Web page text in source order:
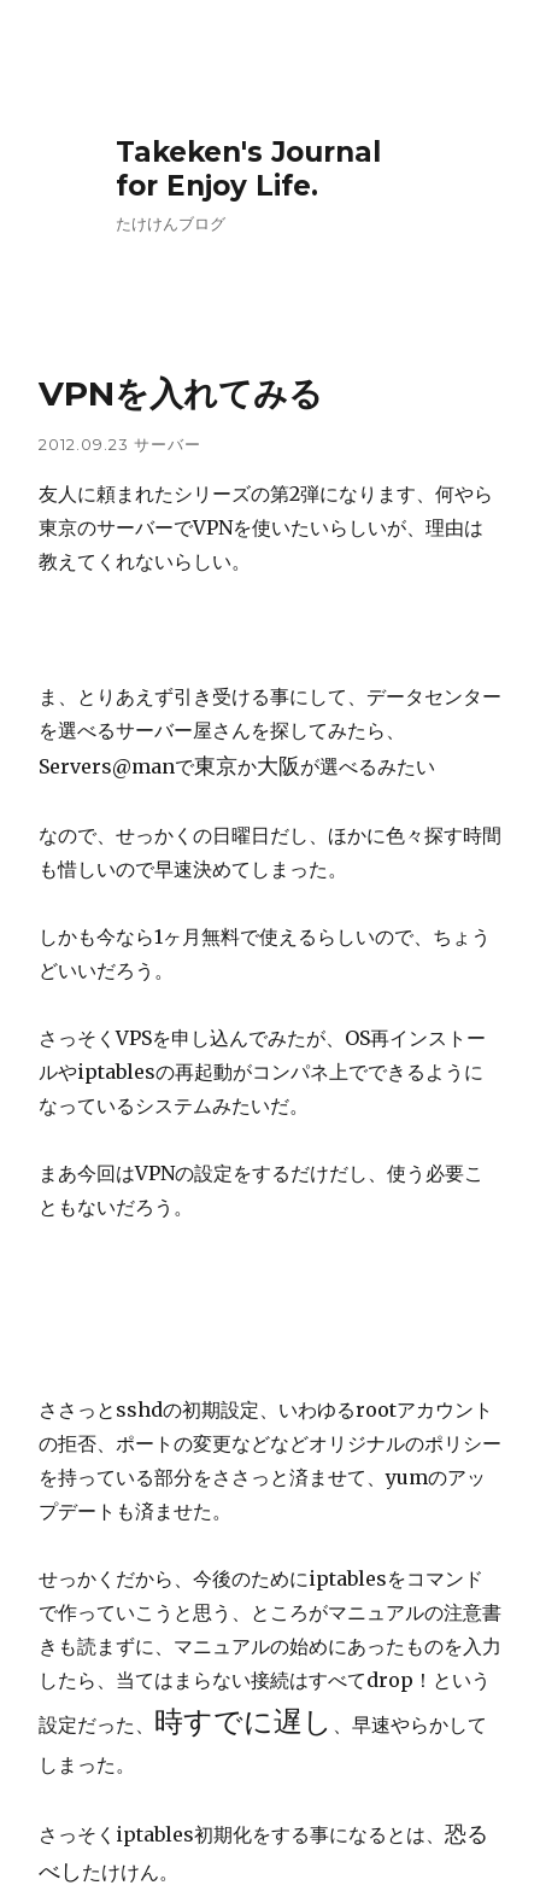
Takeken's Journal
for Enjoy Life.
たけけんブログ
VPNを入れてみる
2012.09.23 サーバー
友人に頼まれたシリーズの第2弾になります、何やら
東京のサーバーでVPNを使いたいらしいが、理由は
教えてくれないらしい。
ま、とりあえず引き受ける事にして、データセンター
を選べるサーバー屋さんを探してみたら、
Servers@manで東京か大阪が選べるみたい
なので、せっかくの日曜日だし、ほかに色々探す時間
も惜しいので早速決めてしまった。
しかも今なら1ヶ月無料で使えるらしいので、ちょう
どいいだろう。
さっそくVPSを申し込んでみたが、OS再インストー
ルやiptablesの再起動がコンパネ上でできるように
なっているシステムみたいだ。
まあ今回はVPNの設定をするだけだし、使う必要こ
ともないだろう。
ささっとsshdの初期設定、いわゆるrootアカウント
の拒否、ポートの変更などなどオリジナルのポリシー
を持っている部分をささっと済ませて、yumのアッ
プデートも済ませた。
せっかくだから、今後のためにiptablesをコマンド
で作っていこうと思う、ところがマニュアルの注意書
きも読まずに、マニュアルの始めにあったものを入力
したら、当てはまらない接続はすべてdrop！という
設定だった、 時すでに遅し
、早速やらかして
しまった。
さっそくiptables初期化をする事になるとは、 恐る
べし たけけん。